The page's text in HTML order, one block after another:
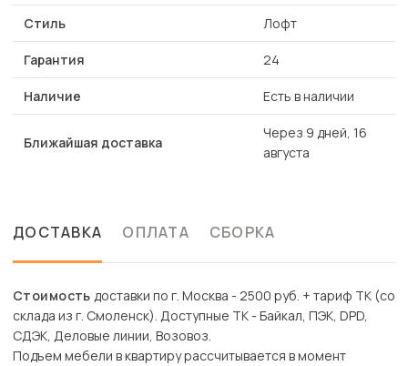
Стиль Лофт
Гарантия 24
Наличие Есть в наличии
Ближайшая доставка
Через 9 дней, 16
августа
ДОСТАВКА ОПЛАТА СБОРКА
Стоимость доставки по г. Москва - 2500 руб. + тариф ТК (со
склада из г. Смоленск). Доступные ТК - Байкал, ПЭК, DPD,
СДЭК, Деловые линии, Возовоз.
Подъем мебели в квартиру рассчитывается в момент